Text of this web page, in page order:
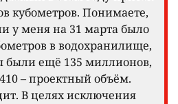
кубометров. Понимаете,
у меня на 31 марта было
в водохранилище,
были ещё 135 миллионов,
– проектный объём.
В целях исключения